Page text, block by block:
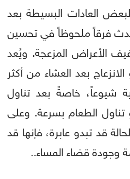
العادات البسيطة بعد
فرقاً ملحوظاً في تحسين
الأعراض المزعجة. ويُعد
الانزعاج بعد العشاء من أكثر
شيوعاً، خاصةً بعد تناول
تناول الطعام بسرعة. وعلى
قد تبدو عابرة، فإنها قد
وجودة قضاء المساء..